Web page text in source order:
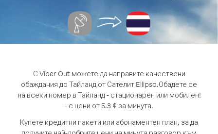
С Viber Out можете да направите качествени
обаждания до Тайланд от Сателит Ellipso.Обадете се
на всеки номер в Тайланд - стационарен или мобилен!
- с цени от 5.3 ¢ за минута.
Купете кредитни пакети или абонаментен план, за да